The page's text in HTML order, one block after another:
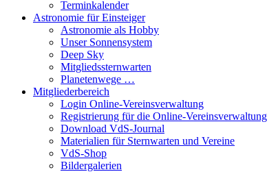
Terminkalender
Astronomie für Einsteiger
Astronomie als Hobby
Unser Sonnensystem
Deep Sky
Mitgliedssternwarten
Planetenwege …
Mitgliederbereich
Login Online-Vereinsverwaltung
Registrierung für die Online-Vereinsverwaltung
Download VdS-Journal
Materialien für Sternwarten und Vereine
VdS-Shop
Bildergalerien